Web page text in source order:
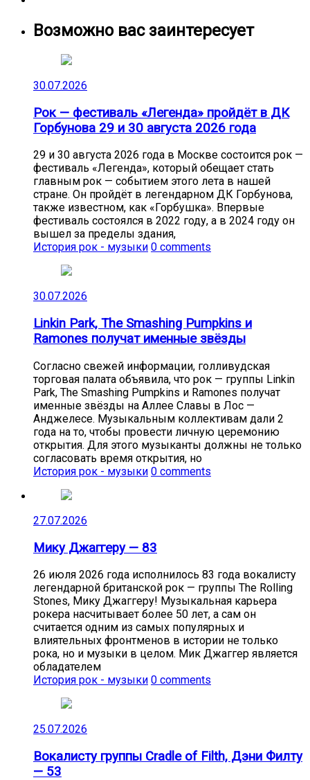
Возможно вас заинтересует
30.07.2026
Рок — фестиваль «Легенда» пройдёт в ДК
Горбунова 29 и 30 августа 2026 года
29 и 30 августа 2026 года в Москве состоится рок —
фестиваль «Легенда», который обещает стать
главным рок — событием этого лета в нашей
стране. Он пройдёт в легендарном ДК Горбунова,
также известном, как «Горбушка». Впервые
фестиваль состоялся в 2022 году, а в 2024 году он
вышел за пределы здания,
История рок - музыки 0 comments
30.07.2026
Linkin Park, The Smashing Pumpkins и
Ramones получат именные звёзды
Согласно свежей информации, голливудская
торговая палата объявила, что рок — группы Linkin
Park, The Smashing Pumpkins и Ramones получат
именные звёзды на Аллее Славы в Лос —
Анджелесе. Музыкальным коллективам дали 2
года на то, чтобы провести личную церемонию
открытия. Для этого музыканты должны не только
согласовать время открытия, но
История рок - музыки 0 comments
27.07.2026
Мику Джаггеру — 83
26 июля 2026 года исполнилось 83 года вокалисту
легендарной британской рок — группы The Rolling
Stones, Мику Джаггеру! Музыкальная карьера
рокера насчитывает более 50 лет, а сам он
считается одним из самых популярных и
влиятельных фронтменов в истории не только
рока, но и музыки в целом. Мик Джаггер является
обладателем
История рок - музыки 0 comments
25.07.2026
Вокалисту группы Cradle of Filth, Дэни Филту
— 53